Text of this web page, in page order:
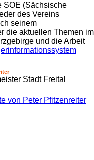
SOE (Sächsische
des Vereins
seinem
die aktuellen Themen im
und die Arbeit
Stadt Freital
von Peter Pfitzenreiter